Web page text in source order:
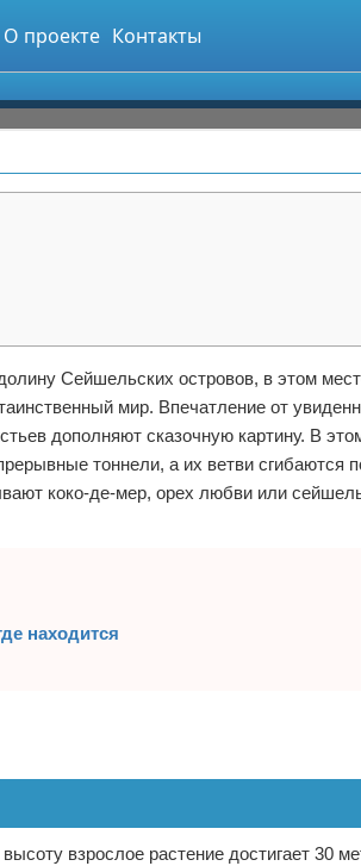
О проекте Контакты
Сейшельских островов, в этом
мир. Впечатление от
дополняют сказочную картину. В
тоннели, а их ветви сгибаются
коко-де-мер, орех любви или
находится
взрослое растение достигает 30